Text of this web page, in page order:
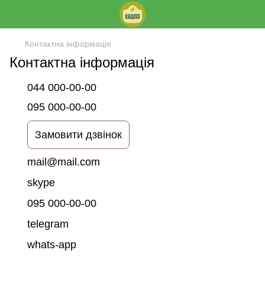
Контактна інформація
Контактна інформація
044 000-00-00
095 000-00-00
Замовити дзвінок
mail@mail.com
skype
095 000-00-00
telegram
whats-app